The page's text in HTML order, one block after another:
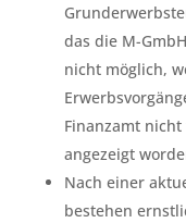
das die M-
nicht möglich,
Finanzamt
angezeigt
Nach einer
bestehen